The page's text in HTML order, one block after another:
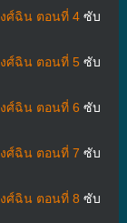
งศ์ฉิน ตอนที่ 4ซับ
งศ์ฉิน ตอนที่ 5ซับ
งศ์ฉิน ตอนที่ 6 ซับ
งศ์ฉิน ตอนที่ 7 ซับ
งศ์ฉิน ตอนที่ 8 ซับ